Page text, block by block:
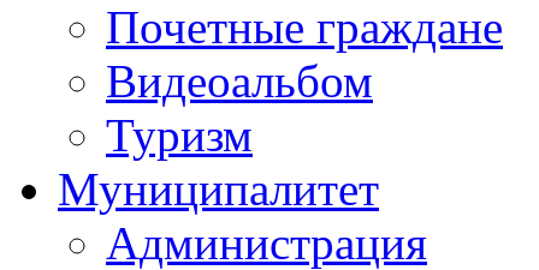
Почетные граждане
Видеоальбом
Туризм
Муниципалитет
Администрация